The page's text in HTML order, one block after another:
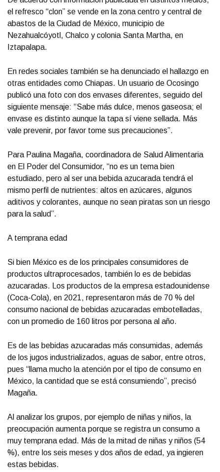
el refresco “clon” se vende en la zona centro y central de
abastos de la Ciudad de México, municipio de
Nezahualcóyotl, Chalco y colonia Santa Martha, en
Iztapalapa.
En redes sociales también se ha denunciado el hallazgo en
otras entidades como Chiapas. Un usuario de Ocosingo
publicó una foto con dos envases diferentes, seguido del
siguiente mensaje: “Sabe más dulce, menos gaseosa; el
envase es distinto aunque la tapa sí viene sellada. Más
vale prevenir, por favor tome sus precauciones”.
Para Paulina Magaña, coordinadora de Salud Alimentaria
en El Poder del Consumidor, “no es un tema bien
estudiado, pero al ser una bebida azucarada tendrá el
mismo perfil de nutrientes: altos en azúcares, algunos
aditivos y colorantes, aunque no sean piratas son un riesgo
para la salud”.
A temprana edad
Si bien México es de los principales consumidores de
productos ultraprocesados, también lo es de bebidas
azucaradas. Los productos de la empresa estadounidense
(Coca-Cola), en 2021, representaron más de 70 % del
consumo nacional de bebidas azucaradas embotelladas,
con un promedio de 160 litros por persona al año.
Es de las bebidas azucaradas más consumidas, además
de los jugos industrializados, aguas de sabor, entre otros,
pues “llama mucho la atención por el tipo de consumo en
México, la cantidad que se está consumiendo”, precisó
Magaña.
Al analizar los grupos, por ejemplo de niñas y niños, la
preocupación aumenta porque se registra un consumo a
muy temprana edad. Más de la mitad de niñas y niños (54
%), entre los seis meses y dos años de edad, ya ingieren
estas bebidas.